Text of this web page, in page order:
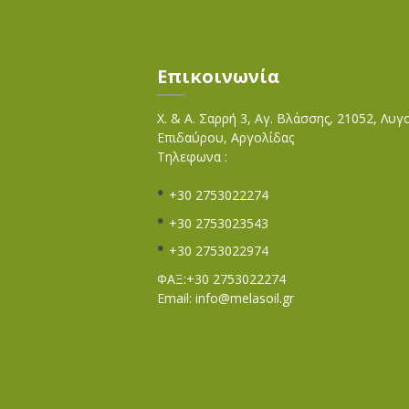
Επικοινωνία
Χ. & Α. Σαρρή 3, Αγ. Βλάσσης, 21052,
Επιδαύρου, Αργολίδας
Τηλεφωνα :
+30 2753022274
+30 2753023543
+30 2753022974
ΦΑΞ:+30 2753022274
Email: info@melasoil.gr